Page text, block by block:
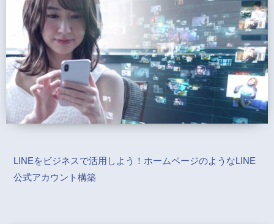
LINEをビジネスで活用しよう！ホームページのようなLINE
公式アカウント構築